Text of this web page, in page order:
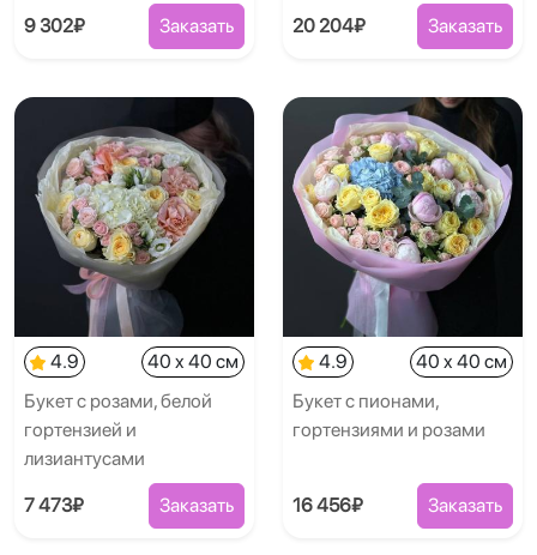
9 302₽ Заказать 20 204₽ Заказать
4.9
40 x 40 см
Букет с розами, белой
гортензией и
лизиантусами
7 473₽ Заказать
4.9
40 x 40 см
Букет с пионами,
гортензиями и розами
16 456₽ Заказать